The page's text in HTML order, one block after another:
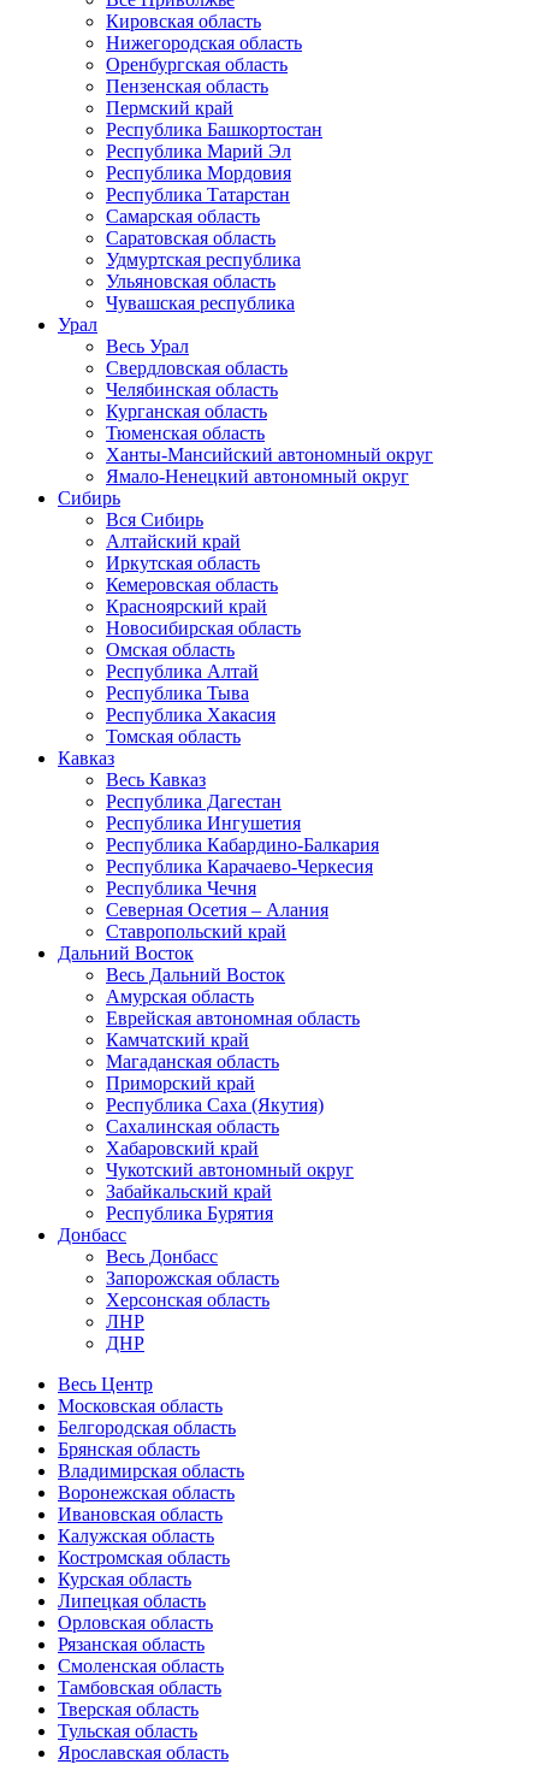
Кировская область
Нижегородская область
Оренбургская область
Пензенская область
Пермский край
Республика Башкортостан
Республика Марий Эл
Республика Мордовия
Республика Татарстан
Самарская область
Саратовская область
Удмуртская республика
Ульяновская область
Чувашская республика
Урал
Весь Урал
Свердловская область
Челябинская область
Курганская область
Тюменская область
Ханты-Мансийский автономный округ
Ямало-Ненецкий автономный округ
Сибирь
Вся Сибирь
Алтайский край
Иркутская область
Кемеровская область
Красноярский край
Новосибирская область
Омская область
Республика Алтай
Республика Тыва
Республика Хакасия
Томская область
Кавказ
Весь Кавказ
Республика Дагестан
Республика Ингушетия
Республика Кабардино-Балкария
Республика Карачаево-Черкесия
Республика Чечня
Северная Осетия – Алания
Ставропольский край
Дальний Восток
Весь Дальний Восток
Амурская область
Еврейская автономная область
Камчатский край
Магаданская область
Приморский край
Республика Саха (Якутия)
Сахалинская область
Хабаровский край
Чукотский автономный округ
Забайкальский край
Республика Бурятия
Донбасс
Весь Донбасс
Запорожская область
Херсонская область
ЛНР
ДНР
Весь Центр
Московская область
Белгородская область
Брянская область
Владимирская область
Воронежская область
Ивановская область
Калужская область
Костромская область
Курская область
Липецкая область
Орловская область
Рязанская область
Смоленская область
Тамбовская область
Тверская область
Тульская область
Ярославская область